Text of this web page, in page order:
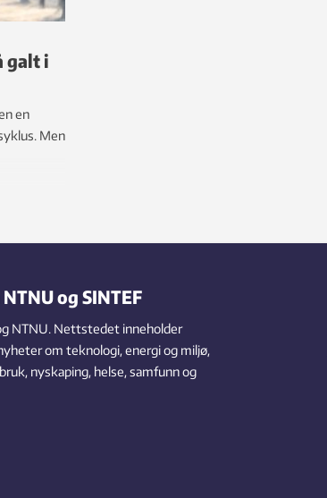
galt i
en
Men
og SINTEF
NTNU. Nettstedet inneholder
om teknologi, energi og miljø,
nyskaping, helse, samfunn og